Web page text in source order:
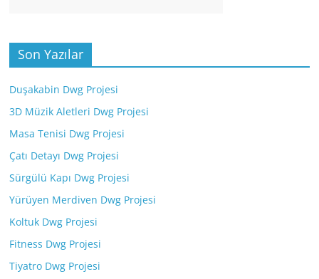
Son Yazılar
Duşakabin Dwg Projesi
3D Müzik Aletleri Dwg Projesi
Masa Tenisi Dwg Projesi
Çatı Detayı Dwg Projesi
Sürgülü Kapı Dwg Projesi
Yürüyen Merdiven Dwg Projesi
Koltuk Dwg Projesi
Fitness Dwg Projesi
Tiyatro Dwg Projesi